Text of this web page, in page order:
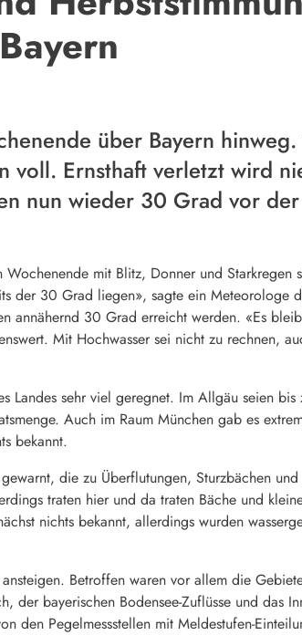
über Bayern
voll. Ernsthaft verletzt wird
nun wieder 30 Grad vor
mit Blitz, Donner und Starkregen
der 30 Grad liegen», sagte ein Meteorologe
annähernd 30 Grad erreicht werden. «Es
Mit Hochwasser sei nicht zu rechnen,
Landes sehr viel geregnet. Im Allgäu seien
Auch im Raum München gab es
bekannt.
die zu Überflutungen, Sturzbächen
traten hier und da traten Bäche und
nichts bekannt, allerdings wurden
Betroffen waren vor allem die
bayerischen Bodensee-Zuflüsse und das
den Pegelmessstellen mit Meldestufen-